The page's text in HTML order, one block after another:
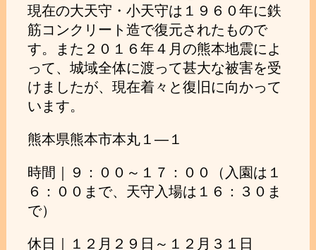
現在の大天守・小天守は１９６０年に鉄
筋コンクリート造で復元されたもので
す。また２０１６年４月の熊本地震によ
って、城域全体に渡って甚大な被害を受
けましたが、現在着々と復旧に向かって
います。
熊本県熊本市本丸１―１
時間｜９：００～１７：００（入園は１
６：００まで、天守入場は１６：３０ま
で）
休日｜１２月２９日～１２月３１日